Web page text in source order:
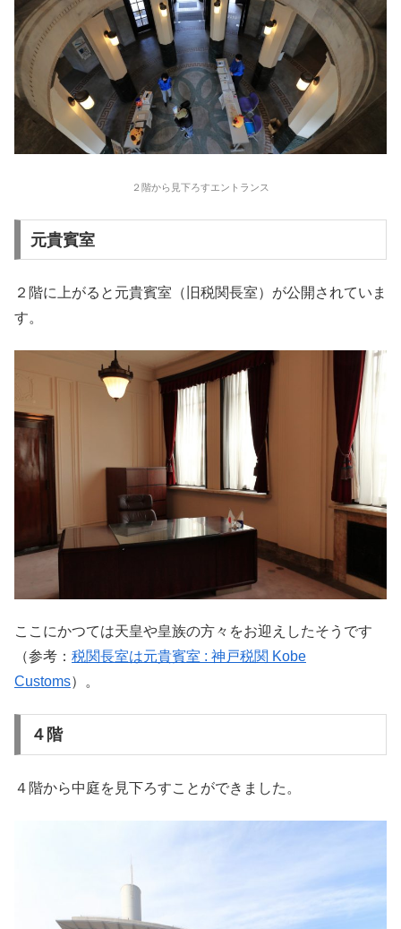
２階から見下ろすエントランス
元貴賓室
２階に上がると元貴賓室（旧税関長室）が公開されていま
す。
ここにかつては天皇や皇族の方々をお迎えしたそうです
（参考： 税関長室は元貴賓室 : 神戸税関 Kobe
Customs）。
４階
４階から中庭を見下ろすことができました。